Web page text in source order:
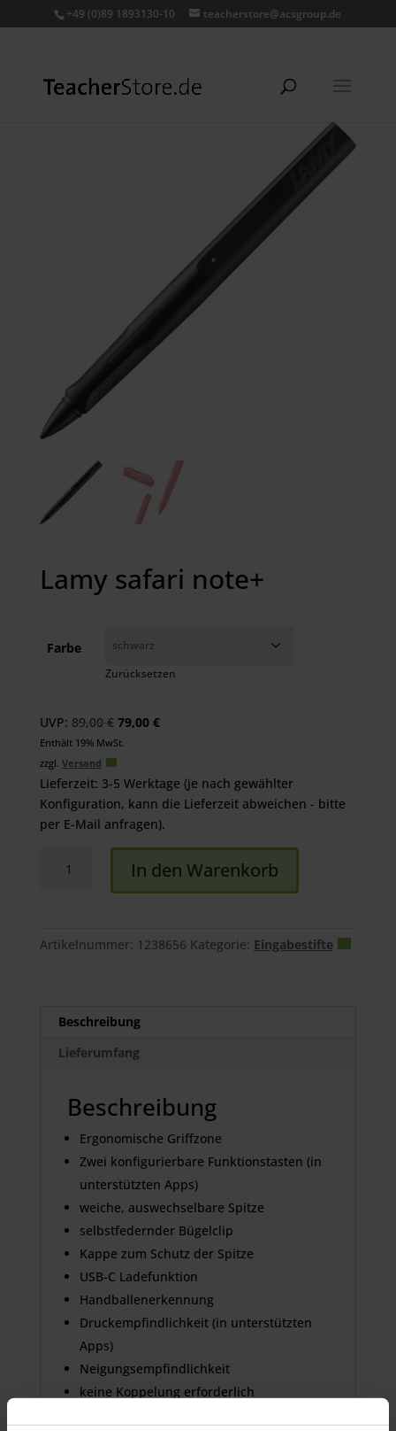
+49 (0)89 1893130-10 teacherstore@acsgroup.de
Lamy safari note+
Farbe
Zurücksetzen
UVP: 89,00 € Ursprünglicher
Preis
war:
89,00 €
79,00 €Aktueller
79,00 €.
Enthält 19% MwSt.
zzgl. Versand
Lieferzeit: 3-5 Werktage (je nach gewählter
Konfiguration, kann die Lieferzeit abweichen - bitte
per E-Mail anfragen).
safari
In den Warenkorb
Artikelnummer: 1238656 Kategorie: Eingabestifte
Beschreibung
Lieferumfang
Beschreibung
Ergonomische Griffzone
Zwei konfigurierbare Funktionstasten (in
unterstützten Apps)
weiche, auswechselbare Spitze
selbstfedernder Bügelclip
Kappe zum Schutz der Spitze
USB-C Ladefunktion
Handballenerkennung
Druckempfindlichkeit (in unterstützten
Apps)
Neigungsempfindlichkeit
keine Koppelung erforderlich